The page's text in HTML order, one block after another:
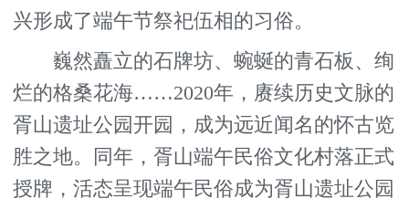
兴形成了端午节祭祀伍相的习俗。
巍然矗立的石牌坊、蜿蜒的青石板、绚
烂的格桑花海……2020年，赓续历史文脉的
胥山遗址公园开园，成为远近闻名的怀古览
胜之地。同年，胥山端午民俗文化村落正式
授牌，活态呈现端午民俗成为胥山遗址公园